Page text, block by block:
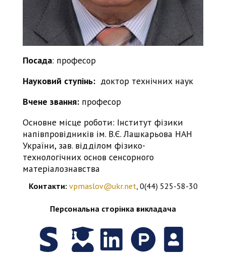
Посада: професор
Науковий ступінь: доктор технічних наук
Вчене звання: професор
Основне місце роботи: Інститут фізики
напівпровідників ім. В.Є. Лашкарьова НАН
України, зав. відділом фізико-
технологічних основ сенсорного
матеріалознавства
Контакти: vpmaslov@ukr.net , 0(44) 525-58-30
Персональна сторінка викладача